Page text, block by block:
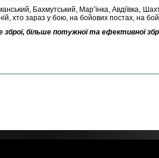
Бахмутський, Марʼїнка, Авдіївка,
хто зараз у бою, на бойових постах, на
більше потужної та ефективної